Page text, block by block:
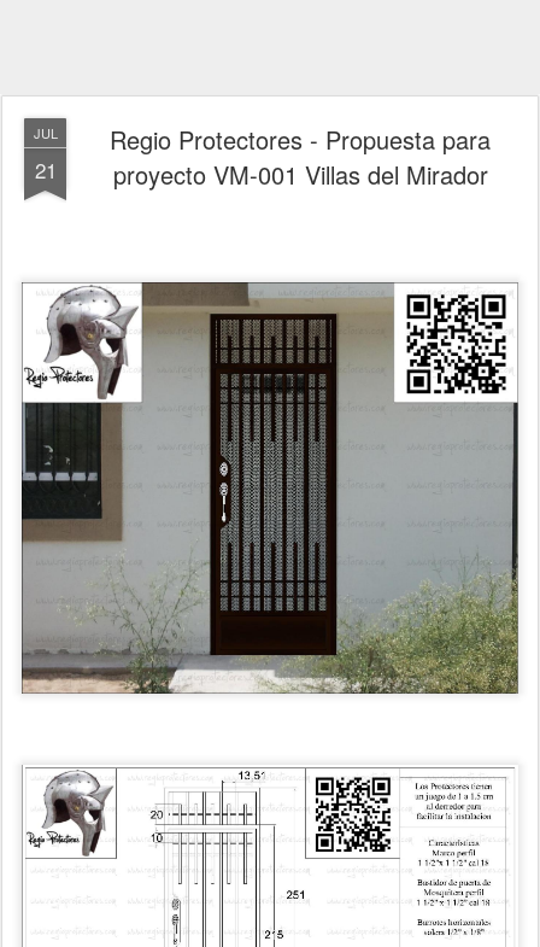
JUL
21
Regio Protectores - Propuesta para
proyecto VM-001 Villas del Mirador